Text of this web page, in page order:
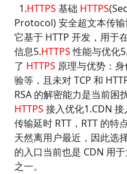
1.HTTPS 基础 HTTPS
Protocol) 安全超文本传输
它基于 HTTP 开发，用于
信息5.HTTPS性能与优化
了 HTTPS 原理与优势：
验等，且未对 TCP 和
RSA 的解密能力是当前困
HTTPS 接入优化1.CDN 接
传输延时 RTT，RTT 的特
天然离用户最近，因此选
的入口当前也是 CDN 用
之一。